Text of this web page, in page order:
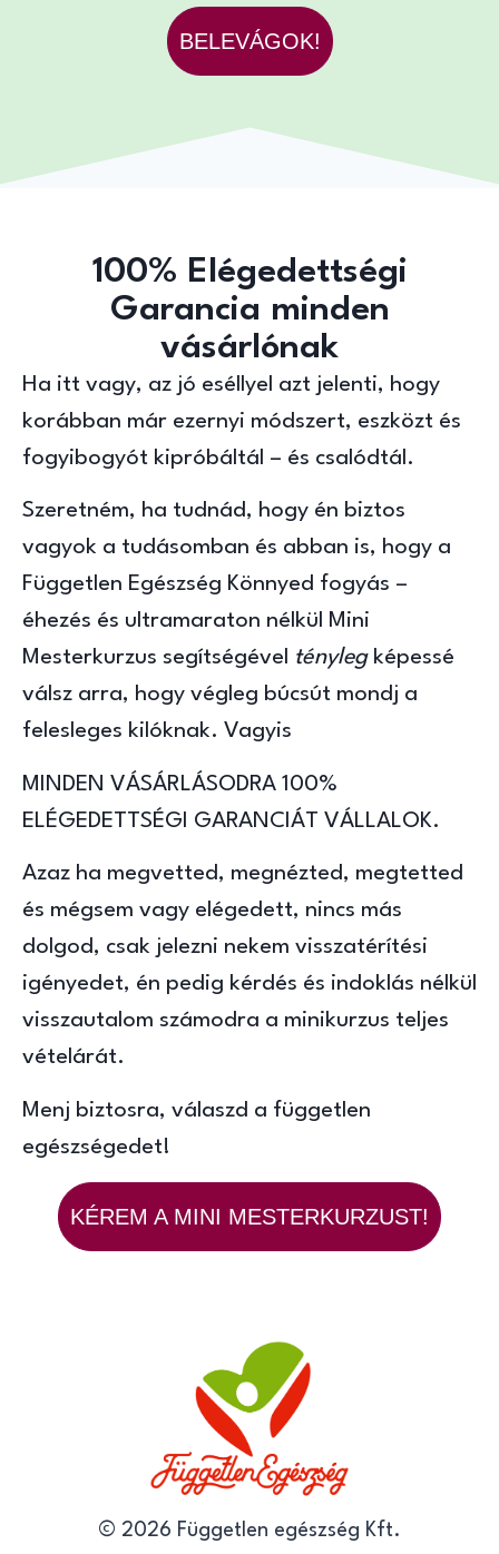
BELEVÁGOK!
100% Elégedettségi
Garancia minden
vásárlónak
Ha itt vagy, az jó eséllyel azt jelenti, hogy
korábban már ezernyi módszert, eszközt és
fogyibogyót kipróbáltál – és csalódtál.
Szeretném, ha tudnád, hogy én biztos
vagyok a tudásomban és abban is, hogy a
Független Egészség Könnyed fogyás –
éhezés és ultramaraton nélkül Mini
Mesterkurzus segítségével ténylegképessé
válsz arra, hogy végleg búcsút mondj a
felesleges kilóknak. Vagyis
MINDEN VÁSÁRLÁSODRA 100%
ELÉGEDETTSÉGI GARANCIÁT VÁLLALOK.
Azaz ha megvetted, megnézted, megtetted
és mégsem vagy elégedett, nincs más
dolgod, csak jelezni nekem visszatérítési
igényedet, én pedig kérdés és indoklás nélkül
visszautalom számodra a minikurzus teljes
vételárát.
Menj biztosra, válaszd a független
egészségedet!
KÉREM A MINI MESTERKURZUST!
© 2026 Független egészség Kft.